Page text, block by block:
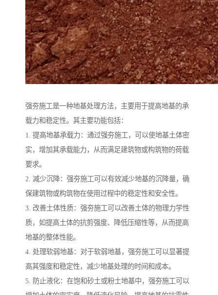
强夯施工是一种地基处理方法，主要用于提高地基的承
载力和稳定性。其主要功能包括：
1. 提高地基承载力：通过强夯施工，可以使地基土体密
实，增加其承载能力，从而满足建筑物或构筑物的荷载
要求。
2. 减少沉降：强夯施工可以有效减少地基的沉降量，确
保建筑物或构筑物在使用过程中的稳定性和安全性。
3. 改善土体性质：强夯施工可以改善土体的物理力学性
质，如提高土体的抗剪强度、降低压缩性等，从而提高
地基的整体性能。
4. 处理软弱地基：对于软弱地基，强夯施工可以显著提
高其强度和稳定性，减少地基处理的时间和成本。
5. 防止液化：在饱和砂土或粉土地基中，强夯施工可以